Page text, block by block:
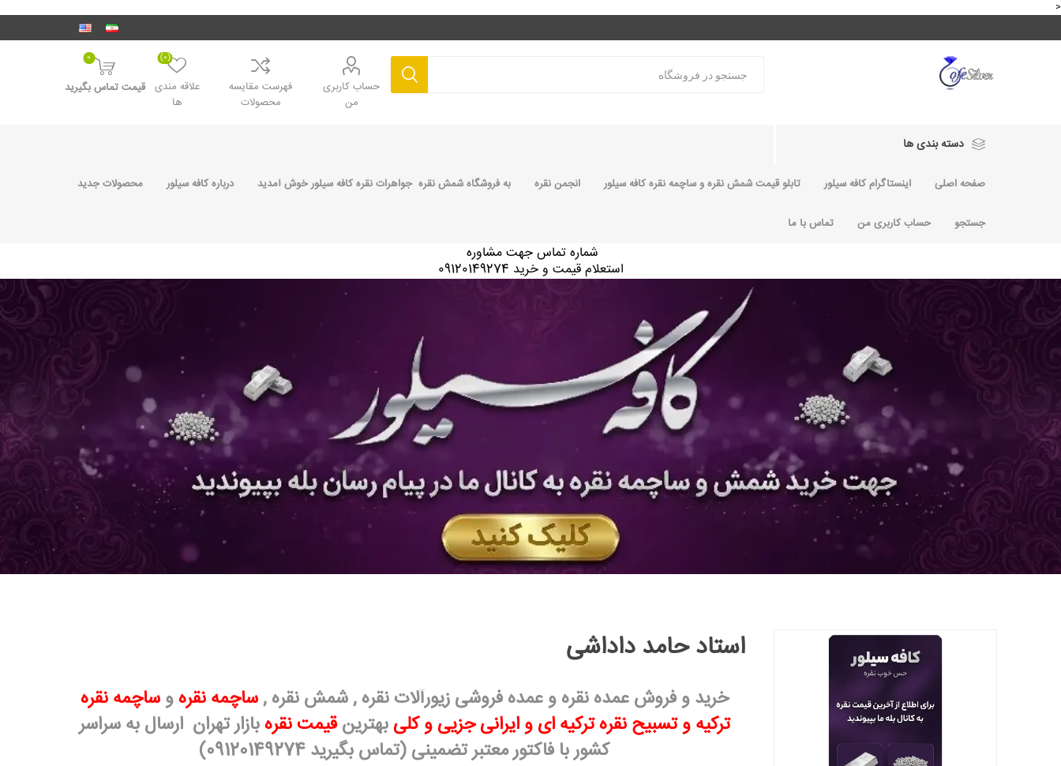
<
حساب کاربری
من
فهرست مقایسه
محصولات
علاقه مندی
ها
(0)
0
قیمت تماس بگیرید
دسته بندی ها
صفحه اصلی اینستاگرام کافه سیلور تابلو قیمت شمش نقره و ساچمه نقره کافه سیلور انجمن نقره به فروشگاه شمش نقره جواهرات نقره کافه سیلور خوش آمدید درباره کافه سیلور محصولات جدید
جستجو حساب کاربری من تماس با ما
شماره تماس جهت مشاوره
استعلام قیمت و خرید 09120149274
استاد حامد داداشی
خرید و فروشعمده نقرهو عمده فروشی زیورآلات نقره ,شمش نقره,ساچمه نقرهوساچمه نقره
ترکیهوتسبیح نقرهترکیه ای و ایرانی جزیی و کلیبهترینقیمت نقرهبازار تهران ارسال به سراسر
کشور با فاکتور معتبر تضمینی (تماس بگیرید 09120149274)